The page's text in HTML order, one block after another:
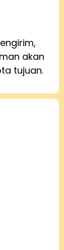
akan
tujuan.